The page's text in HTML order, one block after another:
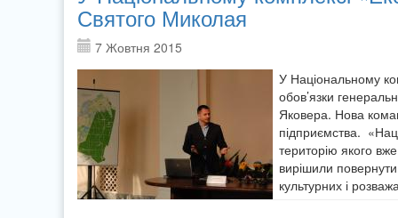
Святого Миколая
7 Жовтня 2015
У Національному
обов’язки
Яковера. Нова
підприємства.
територію якого
вирішили
культурних і